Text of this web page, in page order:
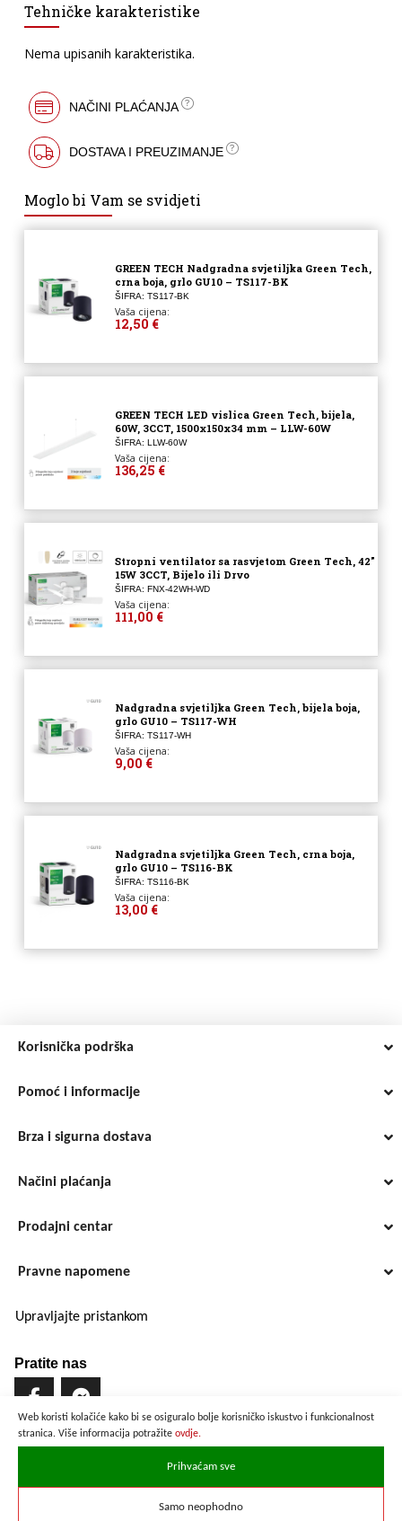
Web koristi kolačiće kako bi se osiguralo bolje korisničko iskustvo i funkcionalnost
stranica. Više informacija potražite ovdje.
Prihvaćam sve
Samo neophodno
Tehničke karakteristike
Nema upisanih karakteristika.
NAČINI PLAĆANJA
DOSTAVA I PREUZIMANJE
Moglo bi Vam se svidjeti
GREEN TECH Nadgradna svjetiljka Green Tech,
crna boja, grlo GU10 – TS117-BK
ŠIFRA: TS117-BK
Vaša cijena:
12,50 €
GREEN TECH LED vislica Green Tech, bijela,
60W, 3CCT, 1500x150x34 mm – LLW-60W
ŠIFRA: LLW-60W
Vaša cijena:
136,25 €
Stropni ventilator sa rasvjetom Green Tech, 42″
15W 3CCT, Bijelo ili Drvo
ŠIFRA: FNX-42WH-WD
Vaša cijena:
111,00 €
Nadgradna svjetiljka Green Tech, bijela boja,
grlo GU10 – TS117-WH
ŠIFRA: TS117-WH
Vaša cijena:
9,00 €
Nadgradna svjetiljka Green Tech, crna boja,
grlo GU10 – TS116-BK
ŠIFRA: TS116-BK
Vaša cijena:
13,00 €
Korisnička podrška
Pomoć i informacije
Brza i sigurna dostava
Načini plaćanja
Prodajni centar
Pravne napomene
Upravljajte pristankom
Pratite nas
Brzo i sigurno plaćanje
Prikazane cijene su preračunate po službenom tečaju u iznosu od